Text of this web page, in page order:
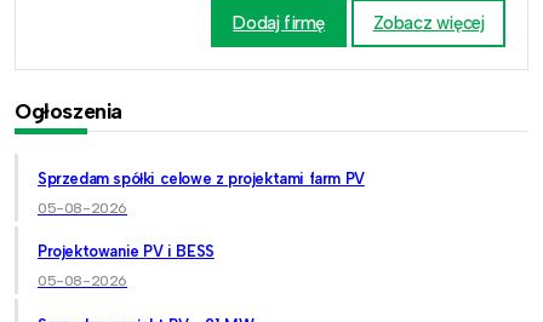
Dodaj firmę Zobacz więcej
Ogłoszenia
Sprzedam spółki celowe z projektami farm PV
05-08-2026
Projektowanie PV i BESS
05-08-2026